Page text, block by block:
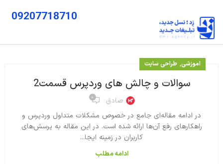
09207718710
اموزشی, طراحی سایت
سوالات و چالش های وردپرس قسمت2
صادق ۰
در ادامه مقاله‌ای جامع در خصوص مشکلات متداول وردپرس و
راهکارهای رفع آن‌ها ارائه شده است. در این مقاله به پرسش‌های
کاربران در زمینه ایجا...
ادامه مطلب